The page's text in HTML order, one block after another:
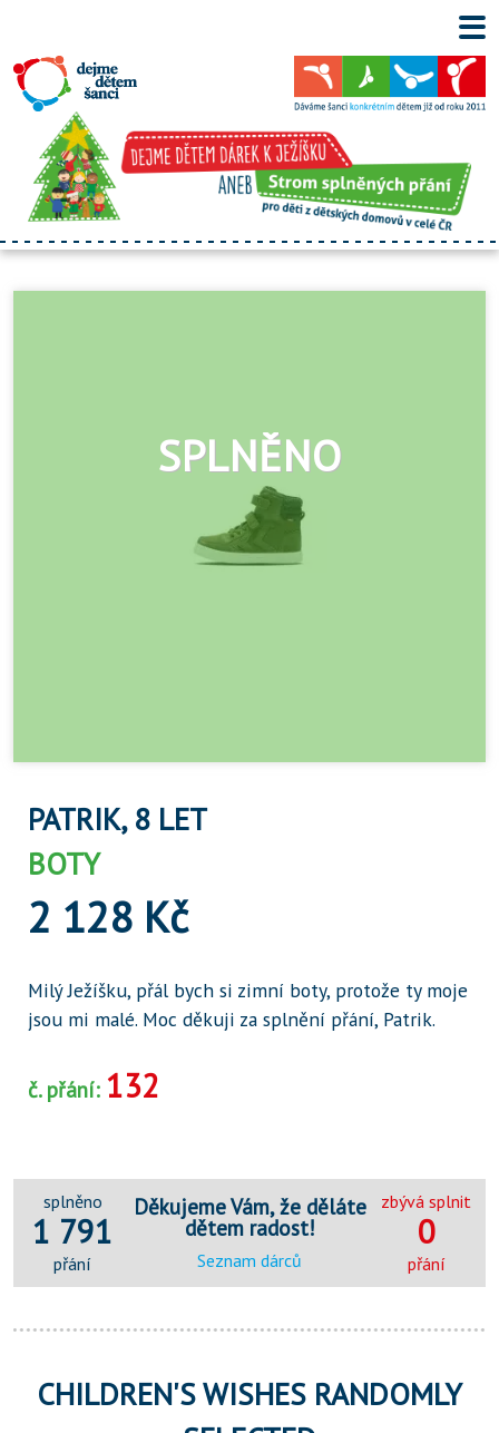
PATRIK, 8 LET
BOTY
2 128 Kč
Milý Ježíšku, přál bych si zimní boty, protože ty moje
jsou mi malé. Moc děkuji za splnění přání, Patrik.
č. přání: 132
splněno
1 791
přání
Děkujeme Vám, že děláte
dětem radost!
Seznam dárců
zbývá splnit
0
přání
CHILDREN'S WISHES RANDOMLY